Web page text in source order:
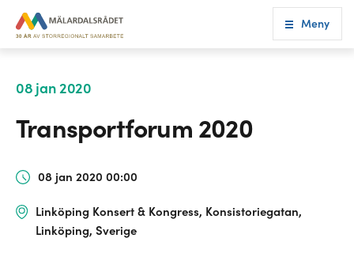
Meny
08 jan 2020
Transportforum 2020
08 jan 2020 00:00
Linköping Konsert & Kongress, Konsistoriegatan,
Linköping, Sverige